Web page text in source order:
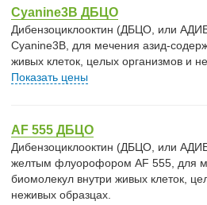
Cyanine3B ДБЦО
Дибензоциклооктин (ДБЦО, или
Cyanine3B, для мечения азид-
живых клеток, целых организмов и
Показать цены
AF 555 ДБЦО
Дибензоциклооктин (ДБЦО, или
желтым флуорофором AF 555, для
биомолекул внутри живых клеток,
неживых образцах.